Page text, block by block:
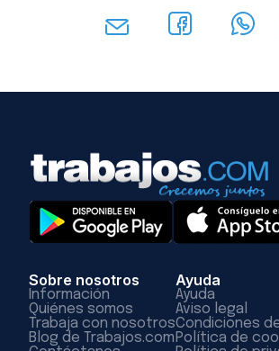
Sobre nosotros
Información
Quiénes somos
Trabaja con nosotros
Blog de Trabajos.com
Ayuda
Ayuda
Aviso legal
Condiciones
Política de